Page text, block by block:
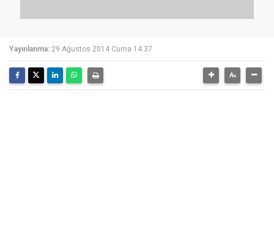
Yayınlanma: 29 Ağustos 2014 Cuma 14:37